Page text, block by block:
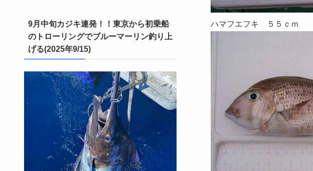
ハマフエフキ ５５ｃｍ
9月中旬カジキ連発！！東京から初乗船
のトローリングでブルーマーリン釣り上
げる(2025年9/15)